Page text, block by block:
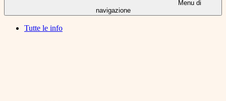
Menu di
navigazione
Tutte le info